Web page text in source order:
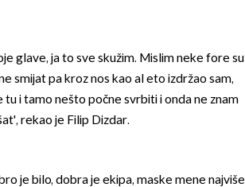
glave, ja to sve skužim. Mislim neke fore su
smijat pa kroz nos kao al eto izdržao sam,
i tamo nešto počne svrbiti i onda ne znam
rekao je Filip Dizdar.
je bilo, dobra je ekipa, maske mene najviše